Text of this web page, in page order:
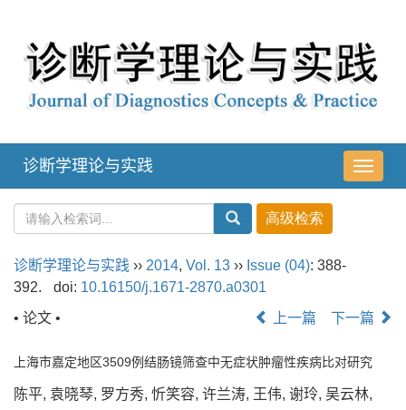
导
航
诊断学理论与实践
诊断学理论与实践 ›› 2014, Vol. 13 ›› Issue (04): 388-
392.
doi: 10.16150/j.1671-2870.a0301
• 论文 •
上一篇 下一篇
上海市嘉定地区3509例结肠镜筛查中无症状肿瘤性疾病比对研究
陈平, 袁晓琴, 罗方秀, 忻笑容, 许兰涛, 王伟, 谢玲, 吴云林,